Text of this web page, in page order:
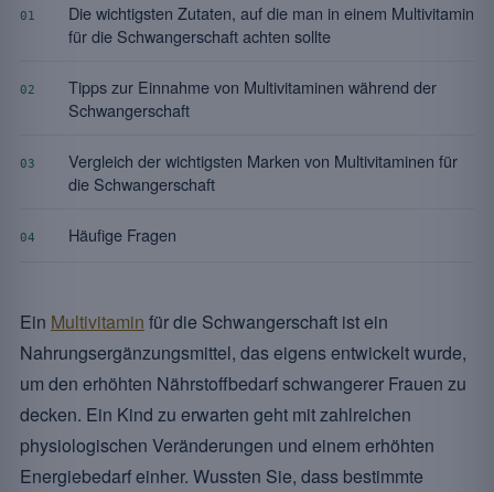
01
Die wichtigsten Zutaten, auf die man in einem Multivitamin
für die Schwangerschaft achten sollte
02
Tipps zur Einnahme von Multivitaminen während der
Schwangerschaft
03
Vergleich der wichtigsten Marken von Multivitaminen für
die Schwangerschaft
04 Häufige Fragen
Ein Multivitamin für die Schwangerschaft ist ein
Nahrungsergänzungsmittel, das eigens entwickelt wurde,
um den erhöhten Nährstoffbedarf schwangerer Frauen zu
decken. Ein Kind zu erwarten geht mit zahlreichen
physiologischen Veränderungen und einem erhöhten
Energiebedarf einher. Wussten Sie, dass bestimmte